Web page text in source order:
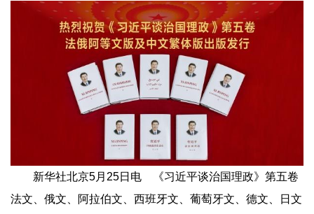
新华社北京5月25日电 《习近平谈治国理政》第五卷
法文、俄文、阿拉伯文、西班牙文、葡萄牙文、德文、日文